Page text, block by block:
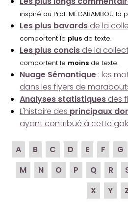
inspiré au Prof. MÉGABAMBOU
Les plus bavards de la
comportent le plus de texte.
Les plus concis de la
comportent le moins de texte.
Nuage Sémantique : les
dans les flyers de
Analyses statistiques des
L'histoire des principaux
ayant contribué à cette
A B C D E F G
M
N O P Q R
X
Y